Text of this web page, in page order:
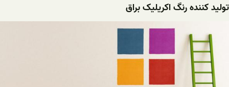
تولید کننده رنگ اکریلیک براق